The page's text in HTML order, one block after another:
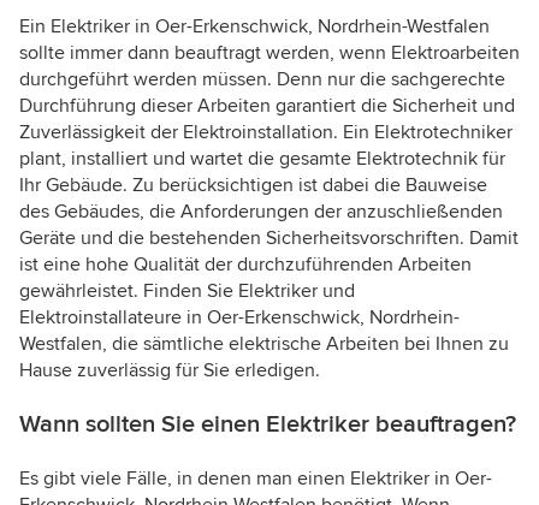
Ein Elektriker in Oer-Erkenschwick, Nordrhein-Westfalen
sollte immer dann beauftragt werden, wenn Elektroarbeiten
durchgeführt werden müssen. Denn nur die sachgerechte
Durchführung dieser Arbeiten garantiert die Sicherheit und
Zuverlässigkeit der Elektroinstallation. Ein Elektrotechniker
plant, installiert und wartet die gesamte Elektrotechnik für
Ihr Gebäude. Zu berücksichtigen ist dabei die Bauweise
des Gebäudes, die Anforderungen der anzuschließenden
Geräte und die bestehenden Sicherheitsvorschriften. Damit
ist eine hohe Qualität der durchzuführenden Arbeiten
gewährleistet. Finden Sie Elektriker und
Elektroinstallateure in Oer-Erkenschwick, Nordrhein-
Westfalen, die sämtliche elektrische Arbeiten bei Ihnen zu
Hause zuverlässig für Sie erledigen.
Wann sollten Sie einen Elektriker beauftragen?
Es gibt viele Fälle, in denen man einen Elektriker in Oer-